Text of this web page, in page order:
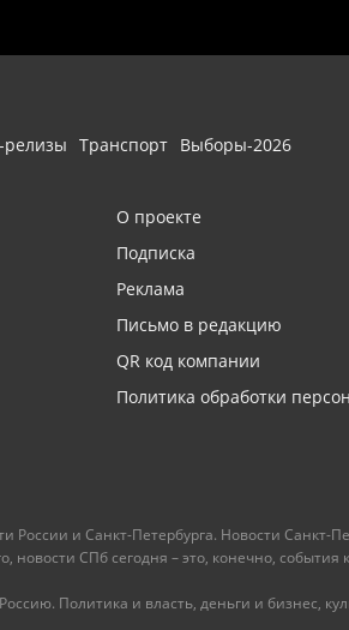
релизы Транспорт Выборы-2026
О проекте
Подписка
Реклама
Письмо в редакцию
QR код компании
Политика обработки
и Санкт-Петербурга. Новости Санкт-
СПб сегодня – это, конечно, события
Политика и власть, деньги и бизнес,